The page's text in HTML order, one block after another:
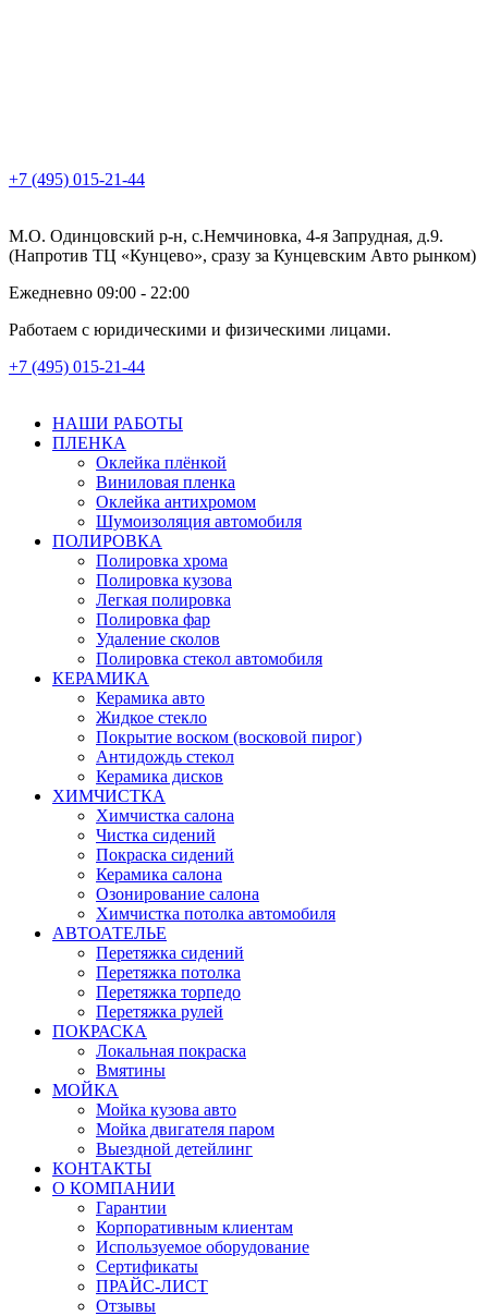
+7 (495) 015-21-44
М.О. Одинцовский р-н, с.Немчиновка, 4-я Запрудная, д.9.
(Напротив ТЦ «Кунцево», сразу за Кунцевским Авто рынком)
Ежедневно 09:00 - 22:00
Работаем с юридическими и физическими лицами.
+7 (495) 015-21-44
НАШИ РАБОТЫ
ПЛЕНКА
Оклейка плёнкой
Виниловая пленка
Оклейка антихромом
Шумоизоляция автомобиля
ПОЛИРОВКА
Полировка хрома
Полировка кузова
Легкая полировка
Полировка фар
Удаление сколов
Полировка стекол автомобиля
КЕРАМИКА
Керамика авто
Жидкое стекло
Покрытие воском (восковой пирог)
Антидождь стекол
Керамика дисков
ХИМЧИСТКА
Химчистка салона
Чистка сидений
Покраска сидений
Керамика салона
Озонирование салона
Химчистка потолка автомобиля
АВТОАТЕЛЬЕ
Перетяжка сидений
Перетяжка потолка
Перетяжка торпедо
Перетяжка рулей
ПОКРАСКА
Локальная покраска
Вмятины
МОЙКА
Мойка кузова авто
Мойка двигателя паром
Выездной детейлинг
КОНТАКТЫ
О КОМПАНИИ
Гарантии
Корпоративным клиентам
Используемое оборудование
Сертификаты
ПРАЙС-ЛИСТ
Отзывы